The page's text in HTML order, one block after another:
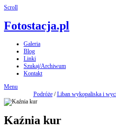
Scroll
Fotostacja.pl
Galeria
Blog
Linki
Szukaj/Archiwum
Kontakt
Menu
Podróże/Liban wykopaliska i
Kaźnia kur